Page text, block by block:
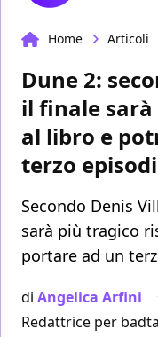
Home Articoli
Dune 2:
il finale
al libro e
terzo
Secondo Denis
sarà più tragico
portare ad un
di Angelica Arfini
Redattrice per